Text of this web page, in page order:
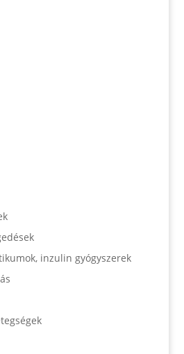
inzulin gyógyszerek